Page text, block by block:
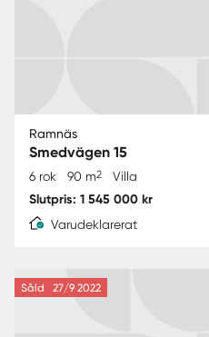
Ramnäs
Smedvägen 15
6 rok 90 m2 Villa
Slutpris: 1 545 000 kr
Varudeklarerat
Såld 27/9 2022